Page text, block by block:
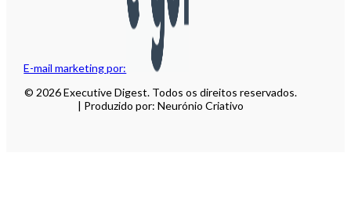
E-mail marketing por:
© 2026 Executive Digest. Todos os direitos reservados.
| Produzido por: Neurónio Criativo